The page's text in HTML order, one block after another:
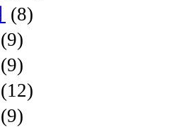
(8)
(9)
(9)
(12)
(9)